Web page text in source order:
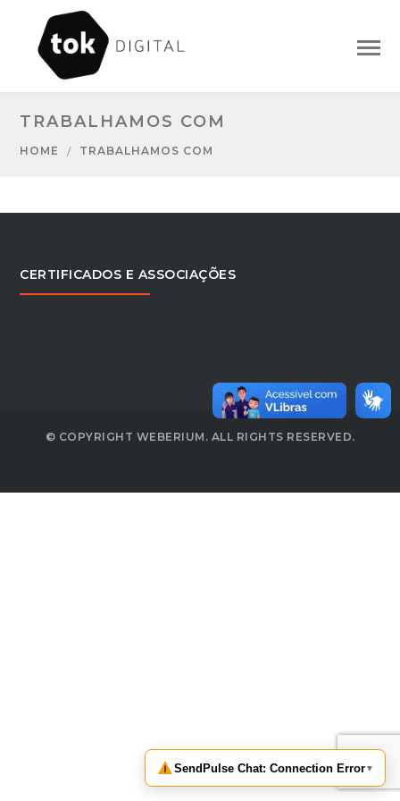
TRABALHAMOS COM
HOME TRABALHAMOS COM
CERTIFICADOS E ASSOCIAÇÕES
© COPYRIGHT WEBERIUM. ALL RIGHTS RESERVED.